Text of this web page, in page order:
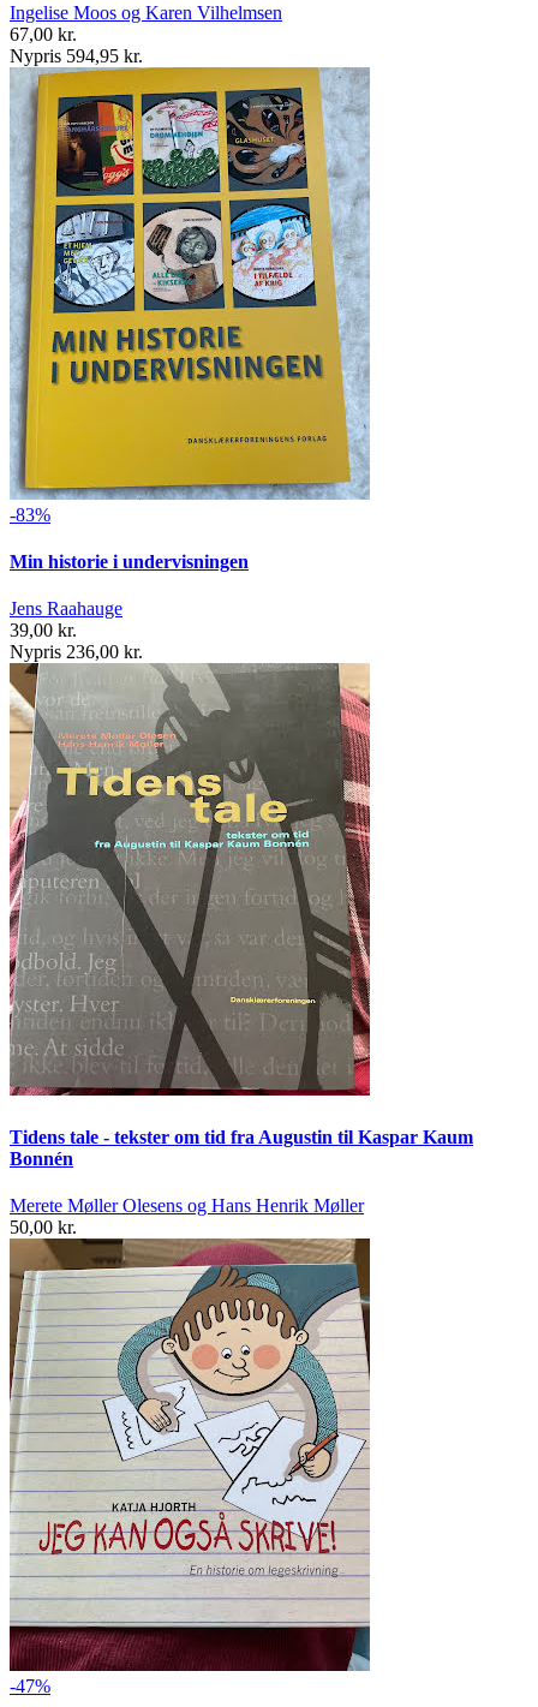
Ingelise Moos og Karen Vilhelmsen
67,00 kr.
Nypris 594,95 kr.
-83%
Min historie i undervisningen
Jens Raahauge
39,00 kr.
Nypris 236,00 kr.
Tidens tale - tekster om tid fra Augustin til Kaspar Kaum
Bonnén
Merete Møller Olesens og Hans Henrik Møller
50,00 kr.
-47%